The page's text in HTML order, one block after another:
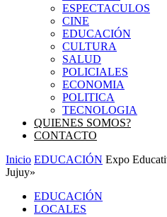
ESPECTACULOS
CINE
EDUCACIÓN
CULTURA
SALUD
POLICIALES
ECONOMIA
POLITICA
TECNOLOGIA
QUIENES SOMOS?
CONTACTO
Inicio EDUCACIÓN Expo
Jujuy»
EDUCACIÓN
LOCALES